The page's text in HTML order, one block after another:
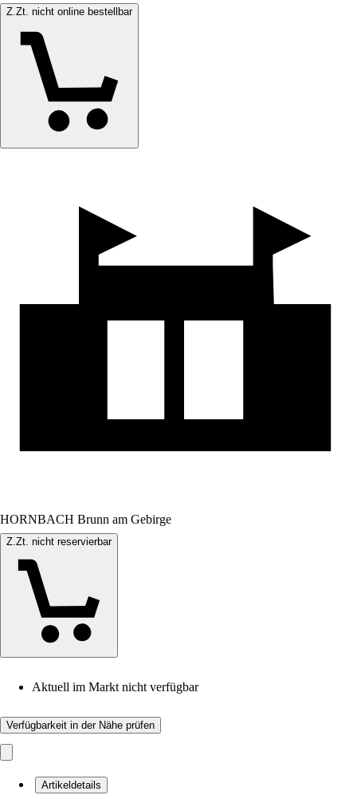
Z.Zt. nicht online bestellbar
HORNBACH Brunn am Gebirge
Z.Zt. nicht reservierbar
Aktuell im Markt nicht verfügbar
Verfügbarkeit in der Nähe prüfen
Artikeldetails